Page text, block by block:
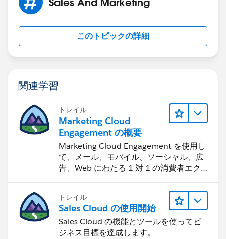
このトピックの詳細
関連学習
トレイル
Marketing Cloud
Engagement の概要
Marketing Cloud Engagement を使用し
て、メール、モバイル、ソーシャル、広
告、Web にわたる 1 対 1 の消費者エク
トレイル
Sales Cloud の使用開始
Sales Cloud の機能とツールを使ってビ
ジネス目標を達成します。